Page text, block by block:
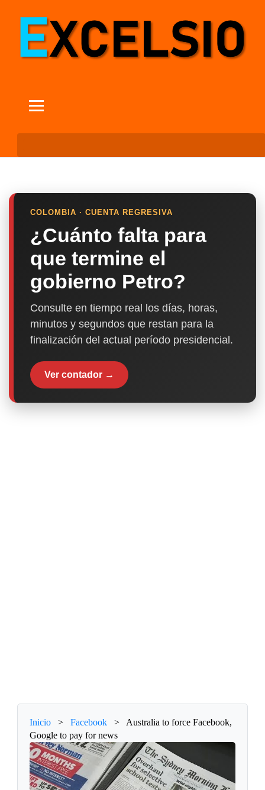
COLOMBIA · CUENTA REGRESIVA
¿Cuánto falta para
que termine el
gobierno Petro?
Consulte en tiempo real los días, horas,
minutos y segundos que restan para la
finalización del actual período presidencial.
Ver contador →
Inicio > Facebook >
Australia to force Facebook,
Google to pay for news